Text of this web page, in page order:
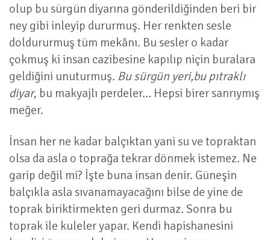
olup bu sürgün diyarına gönderildiğinden beri bir
ney gibi inleyip dururmuş. Her renkten sesle
doldururmuş tüm mekânı. Bu sesler o kadar
çokmuş ki insan cazibesine kapılıp niçin buralara
geldiğini unuturmuş. Bu sürgün yeri,bu pıtraklı
diyar, bu makyajlı perdeler… Hepsi birer sanrıymış
meğer.
İnsan her ne kadar balçıktan yani su ve topraktan
olsa da asla o toprağa tekrar dönmek istemez. Ne
garip değil mi? İşte buna insan denir. Güneşin
balçıkla asla sıvanamayacağını bilse de yine de
toprak biriktirmekten geri durmaz. Sonra bu
toprak ile kuleler yapar. Kendi hapishanesini